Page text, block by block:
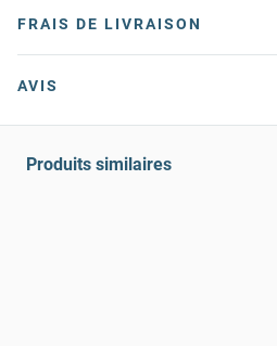
FRAIS DE LIVRAISON
AVIS
Produits similaires